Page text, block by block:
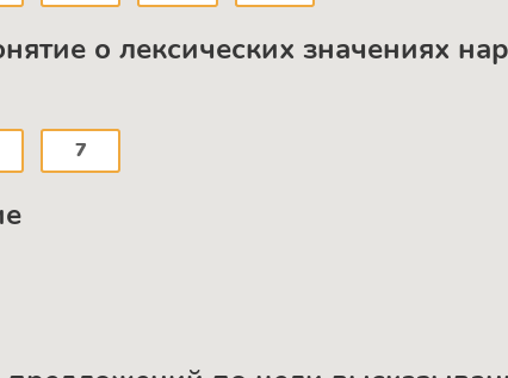
о лексических значениях
7